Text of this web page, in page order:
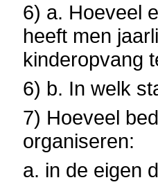
6) a. Hoeveel
heeft men
kinderopvang
6) b. In welk
7) Hoeveel
organiseren:
a. in de eigen